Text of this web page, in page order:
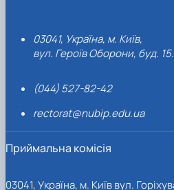
03041, Україна, м. Київ,
вул. Героїв Оборони, буд. 15.
(044) 527-82-42
rectorat@nubip.edu.ua
Приймальна комісія
03041, Україна, м. Київ вул.